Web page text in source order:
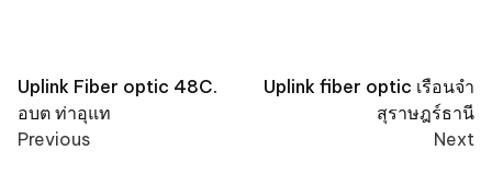
Post
navigation
Uplink Fiber optic 48C.
อบต ท่าอุแท
Previous
Uplink fiber optic เรือนจำ
สุราษฎร์ธานี
Next